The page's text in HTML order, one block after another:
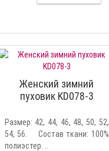
Женский зимний
пуховик KD078-3
Размер: 42, 44, 46, 48, 50, 52,
54, 56. Состав ткани: 100%
полиэстер. ..